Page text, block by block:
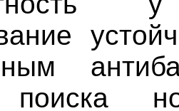
поиска